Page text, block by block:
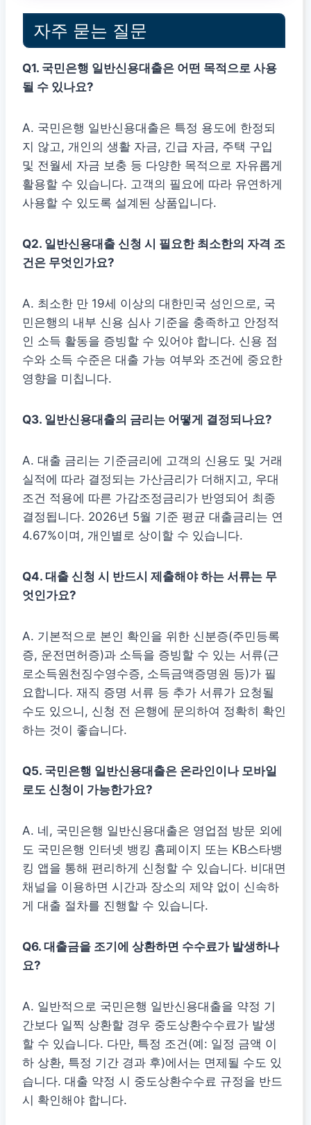
자주 묻는 질문
Q1. 국민은행 일반신용대출은 어떤 목적으로 사용
될 수 있나요?
A. 국민은행 일반신용대출은 특정 용도에 한정되
지 않고, 개인의 생활 자금, 긴급 자금, 주택 구입
및 전월세 자금 보충 등 다양한 목적으로 자유롭게
활용할 수 있습니다. 고객의 필요에 따라 유연하게
사용할 수 있도록 설계된 상품입니다.
Q2. 일반신용대출 신청 시 필요한 최소한의 자격 조
건은 무엇인가요?
A. 최소한 만 19세 이상의 대한민국 성인으로, 국
민은행의 내부 신용 심사 기준을 충족하고 안정적
인 소득 활동을 증빙할 수 있어야 합니다. 신용 점
수와 소득 수준은 대출 가능 여부와 조건에 중요한
영향을 미칩니다.
Q3. 일반신용대출의 금리는 어떻게 결정되나요?
A. 대출 금리는 기준금리에 고객의 신용도 및 거래
실적에 따라 결정되는 가산금리가 더해지고, 우대
조건 적용에 따른 가감조정금리가 반영되어 최종
결정됩니다. 2026년 5월 기준 평균 대출금리는 연
4.67%이며, 개인별로 상이할 수 있습니다.
Q4. 대출 신청 시 반드시 제출해야 하는 서류는 무
엇인가요?
A. 기본적으로 본인 확인을 위한 신분증(주민등록
증, 운전면허증)과 소득을 증빙할 수 있는 서류(근
로소득원천징수영수증, 소득금액증명원 등)가 필
요합니다. 재직 증명 서류 등 추가 서류가 요청될
수도 있으니, 신청 전 은행에 문의하여 정확히 확인
하는 것이 좋습니다.
Q5. 국민은행 일반신용대출은 온라인이나 모바일
로도 신청이 가능한가요?
A. 네, 국민은행 일반신용대출은 영업점 방문 외에
도 국민은행 인터넷 뱅킹 홈페이지 또는 KB스타뱅
킹 앱을 통해 편리하게 신청할 수 있습니다. 비대면
채널을 이용하면 시간과 장소의 제약 없이 신속하
게 대출 절차를 진행할 수 있습니다.
Q6. 대출금을 조기에 상환하면 수수료가 발생하나
요?
A. 일반적으로 국민은행 일반신용대출을 약정 기
간보다 일찍 상환할 경우 중도상환수수료가 발생
할 수 있습니다. 다만, 특정 조건(예: 일정 금액 이
하 상환, 특정 기간 경과 후)에서는 면제될 수도 있
습니다. 대출 약정 시 중도상환수수료 규정을 반드
시 확인해야 합니다.